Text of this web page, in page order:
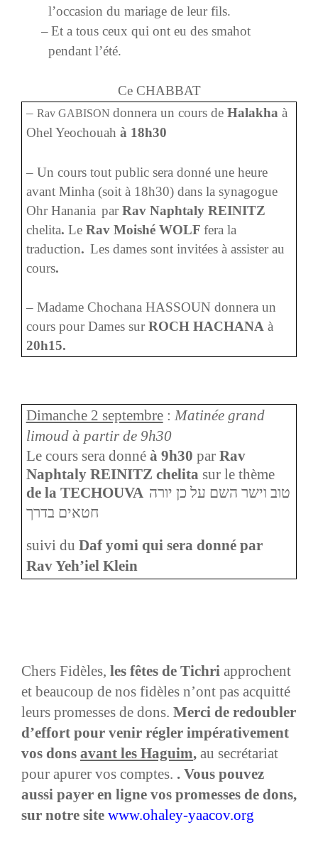
l’occasion du mariage de leur fils.
– Et a tous ceux qui ont eu des smahot
pendant l’été.
Ce CHABBAT
– Rav GABISON donnera un cours deHalakha à
Ohel Yeochouah à 18h30
– Un cours tout public sera donné une heure
avant Minha (soit à 18h30) dans la synagogue
Ohr Hanania parRav Naphtaly REINITZ
chelita. Le Rav Moishé WOLF fera la
traduction. Les dames sont invitées à assister au
cours.
– Madame Chochana HASSOUN donnera un
cours pour Dames surROCH HACHANA à
20h15.
Dimanche 2 septembre: Matinée grand
limoud à partir de 9h30
Le cours sera donné à 9h30 parRav
Naphtaly REINITZ chelita sur le thème
de la TECHOUVA טוב וישר השם על כן יורה
חטאים בדרך
suivi du Daf yomi qui sera donné par
Rav Yeh’iel Klein
Chers Fidèles, les fêtes de Tichri approchent
et beaucoup de nos fidèles n’ont pas acquitté
leurs promesses de dons. Merci de redoubler
d’effort pour venir régler impérativement
vos dons avant les Haguim, au secrétariat
pour apurer vos comptes. . Vous pouvez
aussi payer en ligne vos promesses de dons,
sur notre site www.ohaley-yaacov.org